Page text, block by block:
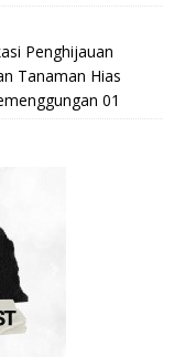
Penghijauan
Tanaman Hias
01